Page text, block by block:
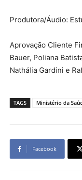
Produtora/Áudio:
Aprovação Cliente
Bauer, Poliana
Nathália Gardini e
TAGS Ministério da
Facebook